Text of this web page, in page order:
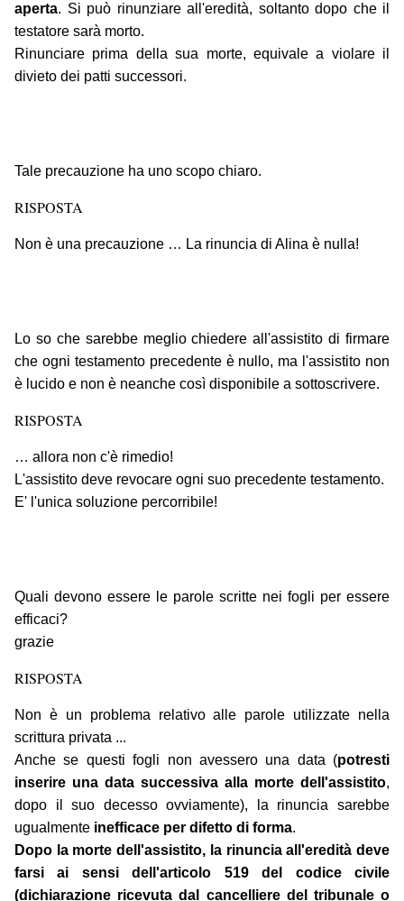
aperta. Si può rinunziare all'eredità, soltanto dopo che il
testatore sarà morto.
Rinunciare prima della sua morte, equivale a violare il
divieto dei patti successori.
Tale precauzione ha uno scopo chiaro.
RISPOSTA
Non è una precauzione … La rinuncia di Alina è nulla!
Lo so che sarebbe meglio chiedere all'assistito di firmare
che ogni testamento precedente è nullo, ma l'assistito non
è lucido e non è neanche così disponibile a sottoscrivere.
RISPOSTA
… allora non c'è rimedio!
L'assistito deve revocare ogni suo precedente testamento.
E' l'unica soluzione percorribile!
Quali devono essere le parole scritte nei fogli per essere
efficaci?
grazie
RISPOSTA
Non è un problema relativo alle parole utilizzate nella
scrittura privata ...
Anche se questi fogli non avessero una data (potresti
inserire una data successiva alla morte dell'assistito,
dopo il suo decesso ovviamente), la rinuncia sarebbe
ugualmente inefficace per difetto di forma.
Dopo la morte dell'assistito, la rinuncia all'eredità deve
farsi ai sensi dell'articolo 519 del codice civile
(dichiarazione ricevuta dal cancelliere del tribunale o